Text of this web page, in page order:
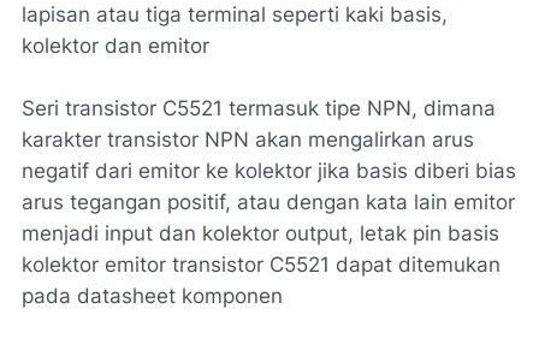
lapisan atau tiga terminal seperti kaki basis,
kolektor dan emitor
Seri transistor C5521 termasuk tipe NPN, dimana
karakter transistor NPN akan mengalirkan arus
negatif dari emitor ke kolektor jika basis diberi bias
arus tegangan positif, atau dengan kata lain emitor
menjadi input dan kolektor output, letak pin basis
kolektor emitor transistor C5521 dapat ditemukan
pada datasheet komponen